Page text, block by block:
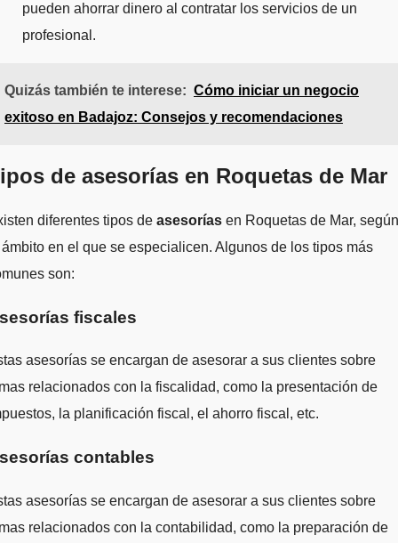
pueden ahorrar dinero al contratar los servicios de un
profesional.
Quizás también te interese: Cómo iniciar un negocio
exitoso en Badajoz: Consejos y recomendaciones
de asesorías en Roquetas de Mar
diferentes tipos de asesorías en Roquetas de Mar, según
en el que se especialicen. Algunos de los tipos más
son:
fiscales
asesorías se encargan de asesorar a sus clientes sobre
relacionados con la fiscalidad, como la presentación de
la planificación fiscal, el ahorro fiscal, etc.
contables
asesorías se encargan de asesorar a sus clientes sobre
relacionados con la contabilidad, como la preparación de